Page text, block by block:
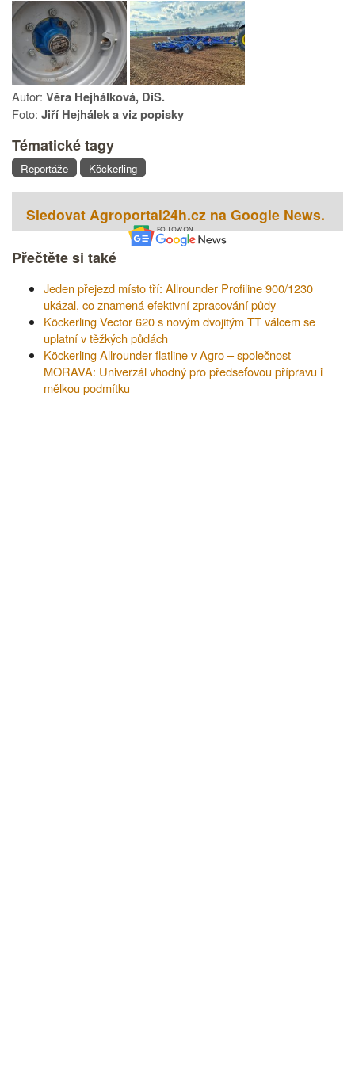
Autor: Věra Hejhálková, DiS.
Foto: Jiří Hejhálek a viz popisky
Tématické tagy
Reportáže Köckerling
Sledovat Agroportal24h.cz na Google News.
Přečtěte si také
Jeden přejezd místo tří: Allrounder Profiline 900/1230
ukázal, co znamená efektivní zpracování půdy
Köckerling Vector 620 s novým dvojitým TT válcem se
uplatní v těžkých půdách
Köckerling Allrounder flatline v Agro – společnost
MORAVA: Univerzál vhodný pro předseťovou přípravu i
mělkou podmítku